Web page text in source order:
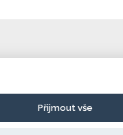
Přijmout vše